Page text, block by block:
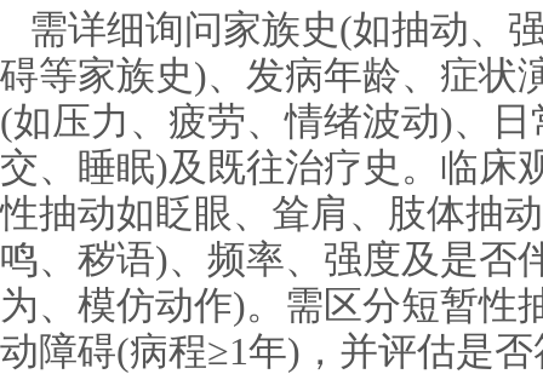
需详细询问家族史(如抽动、
碍等家族史)、发病年龄、症状
(如压力、疲劳、情绪波动)、
交、睡眠)及既往治疗史。临床
性抽动如眨眼、耸肩、肢体抽
鸣、秽语)、频率、强度及是否
为、模仿动作)。需区分短暂性
动障碍(病程≥1年)，并评估是